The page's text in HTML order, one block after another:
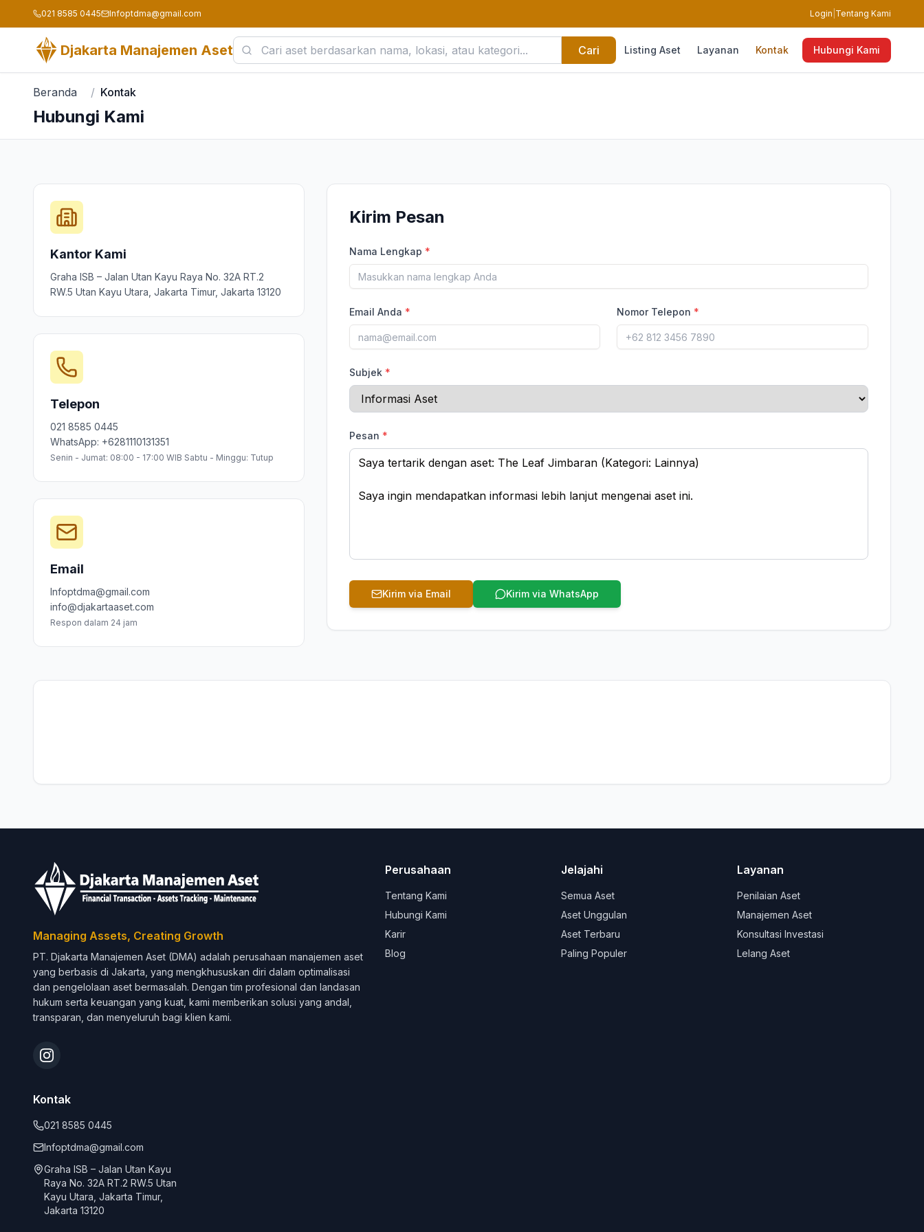
021 8585 0445 Infoptdma@gmail.com Login Tentang Kami
Djakarta Manajemen Aset Cari Listing Aset Layanan Kontak Hubungi Kami
Beranda / Kontak
Hubungi Kami
Kantor Kami
Graha ISB – Jalan Utan Kayu Raya No. 32A RT.2
RW.5 Utan Kayu Utara, Jakarta Timur, Jakarta 13120
Telepon
021 8585 0445
WhatsApp: +6281110131351
Senin - Jumat: 08:00 - 17:00 WIB Sabtu - Minggu: Tutup
Email
Infoptdma@gmail.com
info@djakartaaset.com
Respon dalam 24 jam
Kirim Pesan
Nama Lengkap *
Email Anda * Nomor Telepon *
Subjek *
Pesan *
Kirim via Email Kirim via WhatsApp
Managing Assets, Creating Growth
PT. Djakarta Manajemen Aset (DMA) adalah perusahaan manajemen aset
yang berbasis di Jakarta, yang mengkhususkan diri dalam optimalisasi
dan pengelolaan aset bermasalah. Dengan tim profesional dan landasan
hukum serta keuangan yang kuat, kami memberikan solusi yang andal,
transparan, dan menyeluruh bagi klien kami.
Perusahaan
Tentang Kami
Hubungi Kami
Karir
Blog
Jelajahi
Semua Aset
Aset Unggulan
Aset Terbaru
Paling Populer
Layanan
Penilaian Aset
Manajemen Aset
Konsultasi Investasi
Lelang Aset
Kontak
021 8585 0445
Infoptdma@gmail.com
Graha ISB – Jalan Utan Kayu
Raya No. 32A RT.2 RW.5 Utan
Kayu Utara, Jakarta Timur,
Jakarta 13120